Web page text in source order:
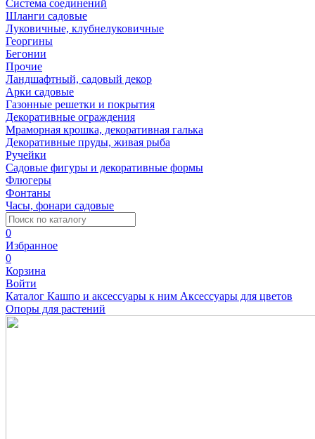
Система соединений
Шланги садовые
Луковичные, клубнелуковичные
Георгины
Бегонии
Прочие
Ландшафтный, садовый декор
Арки садовые
Газонные решетки и покрытия
Декоративные ограждения
Мраморная крошка, декоративная галька
Декоративные пруды, живая рыба
Ручейки
Садовые фигуры и декоративные формы
Флюгеры
Фонтаны
Часы, фонари садовые
0
Избранное
0
Корзина
Войти
Каталог Кашпо и аксессуары к ним Аксессуары для цветов
Опоры для растений